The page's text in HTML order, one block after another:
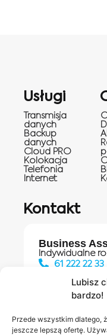
Lubisz
bardzo!
Przede wszystkim dlatego,
jeszcze lepszą ofertę.
Usługi
Transmisja
danych
Backup
danych
Cloud PRO
Kolokacja
Telefonia
Internet
Kontakt
Business
Indywidualne
61 222 22 33